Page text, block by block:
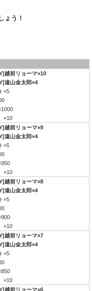
ょう！
越前リョーマ×10
遠山金太郎×4
×5
×10
越前リョーマ×9
遠山金太郎×4
×5
×10
越前リョーマ×8
遠山金太郎×4
×5
×10
越前リョーマ×7
遠山金太郎×4
×5
×10
越前リョーマ×6